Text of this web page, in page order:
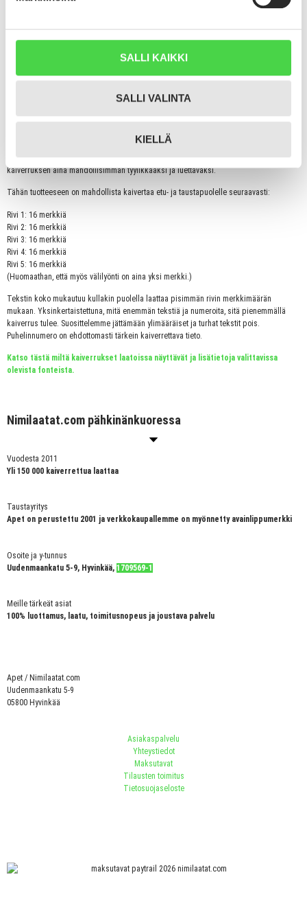
SALLI KAIKKI
SALLI VALINTA
KIELLÄ
Ilmoitettu hinta sisältää lyhyen tekstin (esim. nimen ja puhelinnumeron) kaiverrettuna
metallinen kiinnitysrengas.
Kirjoitathan nimilaattaan haluamasi kaiverruksen sille varattuun kenttään. Tähän
puolelle ja puhelinnumero toiselle puolelle nimilaattaa.
Otamme yhteyttä sähköpostitse, mikäli nimilaattaan toivomasi kaiverrus ei jostain
Kaiverrus tulee laattaan aina keskitetysti keskelle laattaa. Rivitämme toivotun
kaiverruksen aina mahdollisimman tyylikkääksi ja luettavaksi.
Tähän tuotteeseen on mahdollista kaivertaa etu- ja taustapuolelle seuraavasti:
Rivi 1: 16 merkkiä
Rivi 2: 16 merkkiä
Rivi 3: 16 merkkiä
Rivi 4: 16 merkkiä
Rivi 5: 16 merkkiä
(Huomaathan, että myös välilyönti on aina yksi merkki.)
Tekstin koko mukautuu kullakin puolella laattaa pisimmän rivin merkkimäärän
mukaan. Yksinkertaistettuna, mitä enemmän tekstiä ja numeroita, sitä pienemmällä
kaiverrus tulee. Suosittelemme jättämään ylimääräiset ja turhat tekstit pois.
Puhelinnumero on ehdottomasti tärkein kaiverrettava tieto.
Katso tästä miltä kaiverrukset laatoissa näyttävät ja lisätietoja valittavissa
olevista fonteista.
Nimilaatat.com pähkinänkuoressa
Vuodesta 2011
Yli 150 000 kaiverrettua laattaa
Taustayritys
Apet on perustettu 2001 ja verkkokaupallemme on myönnetty avainlippumerkki
Osoite ja y-tunnus
Uudenmaankatu 5-9, Hyvinkää, 1709569-1
Meille tärkeät asiat
100% luottamus, laatu, toimitusnopeus ja joustava palvelu
Apet / Nimilaatat.com
Uudenmaankatu 5-9
05800 Hyvinkää
Asiakaspalvelu
Yhteystiedot
Maksutavat
Tilausten toimitus
Tietosuojaseloste